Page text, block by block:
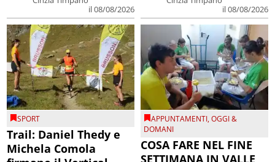
il 08/08/2026
il 08/08/2026
SPORT
Trail: Daniel Thedy e
Michela Comola
APPUNTAMENTI,OGGI &
DOMANI
COSA FARE NEL FINE
SETTIMANA IN VALLE